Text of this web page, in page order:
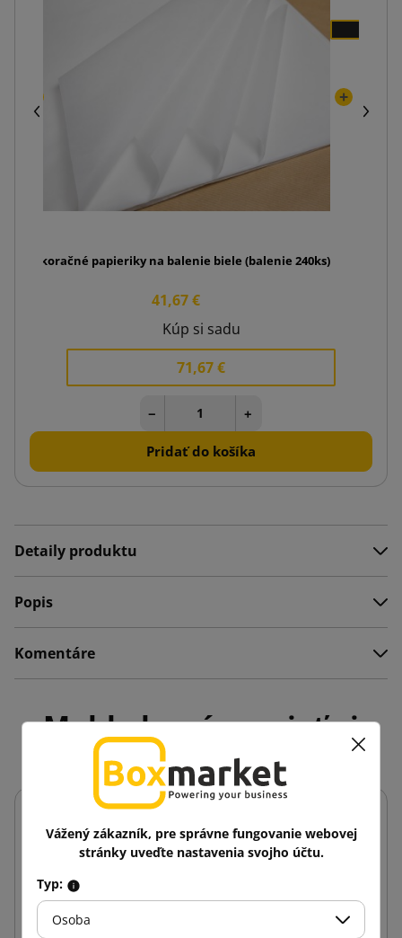
Dekoračné papieriky na balenie biele (balenie 240ks)
41,67 €
Kúp si sadu
71,67 €
− +
Pridať do košíka
Detaily produktu
Popis
Komentáre
Mohlo by vás zaujať aj
Vážený zákazník, pre správne fungovanie webovej
stránky uveďte nastavenia svojho účtu.
Typ:
Osoba